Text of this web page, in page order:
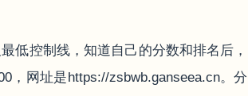
低控制线，知道自己的分数和排名后，
，网址是https://zsbwb.ganseea.cn。分